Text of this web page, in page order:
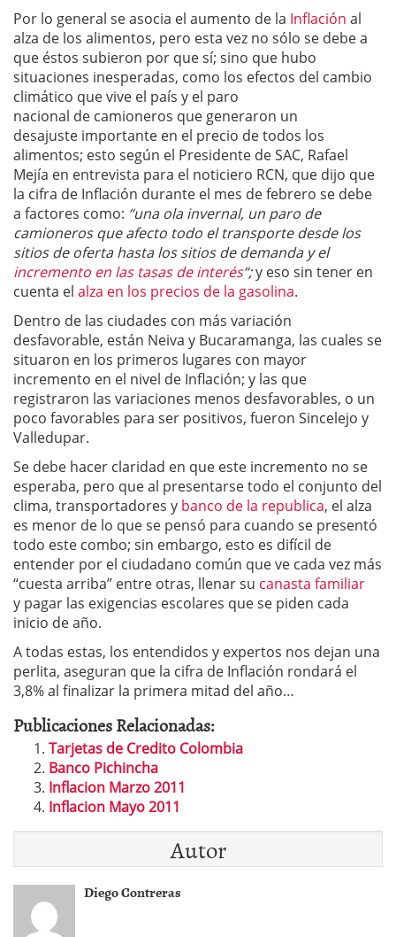
Por lo general se asocia el aumento de la Inflación al
alza de los alimentos, pero esta vez no sólo se debe a
que éstos subieron por que sí; sino que hubo
situaciones inesperadas, como los efectos del cambio
climático que vive el país y el paro
nacional de camioneros que generaron un
desajuste importante en el precio de todos los
alimentos; esto según el Presidente de SAC, Rafael
Mejía en entrevista para el noticiero RCN, que dijo que
la cifra de Inflación durante el mes de febrero se debe
a factores como: “una ola invernal, un paro de
camioneros que afecto todo el transporte desde los
sitios de oferta hasta los sitios de demanda y el
incremento en las tasas de interés“;y eso sin tener en
cuenta el alza en los precios de la gasolina.
Dentro de las ciudades con más variación
desfavorable, están Neiva y Bucaramanga, las cuales se
situaron en los primeros lugares con mayor
incremento en el nivel de Inflación; y las que
registraron las variaciones menos desfavorables, o un
poco favorables para ser positivos, fueron Sincelejo y
Valledupar.
Se debe hacer claridad en que este incremento no se
esperaba, pero que al presentarse todo el conjunto del
clima, transportadores y banco de la republica, el alza
es menor de lo que se pensó para cuando se presentó
todo este combo; sin embargo, esto es difícil de
entender por el ciudadano común que ve cada vez más
“cuesta arriba” entre otras, llenar su canasta familiar
y pagar las exigencias escolares que se piden cada
inicio de año.
A todas estas, los entendidos y expertos nos dejan una
perlita, aseguran que la cifra de Inflación rondará el
3,8% al finalizar la primera mitad del año…
Publicaciones Relacionadas:
Tarjetas de Credito Colombia
Banco Pichincha
Inflacion Marzo 2011
Inflacion Mayo 2011
Autor
Diego Contreras